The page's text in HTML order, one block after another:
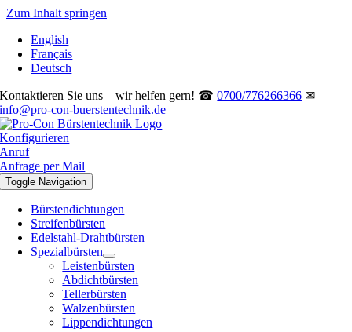
Zum Inhalt springen
English
Français
Deutsch
Kontaktieren Sie uns – wir helfen gern! ☎0700/776266366 ✉
info@pro-con-buerstentechnik.de
Konfigurieren
Anruf
Anfrage per Mail
Toggle Navigation
Bürstendichtungen
Streifenbürsten
Edelstahl-Drahtbürsten
Spezialbürsten
Leistenbürsten
Abdichtbürsten
Tellerbürsten
Walzenbürsten
Lippendichtungen